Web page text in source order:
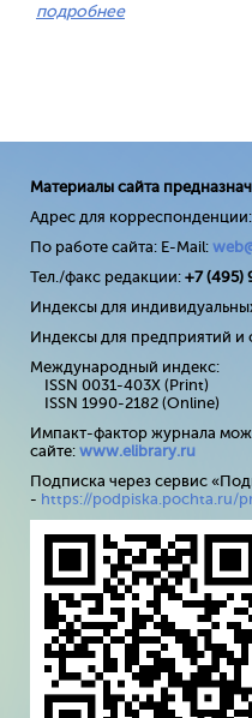
подробнее
Материалы сайта
Адрес для корреспонденции:
По работе сайта: E-Mail:
Тел./факс редакции: +7 (495)
Индексы для
Индексы для предприятий и
Международный индекс:
ISSN 0031-403X (Print)
ISSN 1990-2182 (Online)
Импакт-фактор журнала
сайте: www.elibrary.ru
Подписка через сервис
- https://podpiska.pochta.ru/